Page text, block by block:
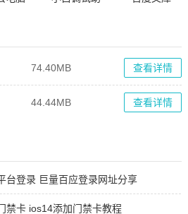
74.40MB 查看详情
44.44MB 查看详情
台登录 巨量百应登录网址分享
禁卡 ios14添加门禁卡教程